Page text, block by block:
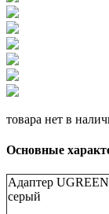
товара нет в
Основные
Адаптер
серый